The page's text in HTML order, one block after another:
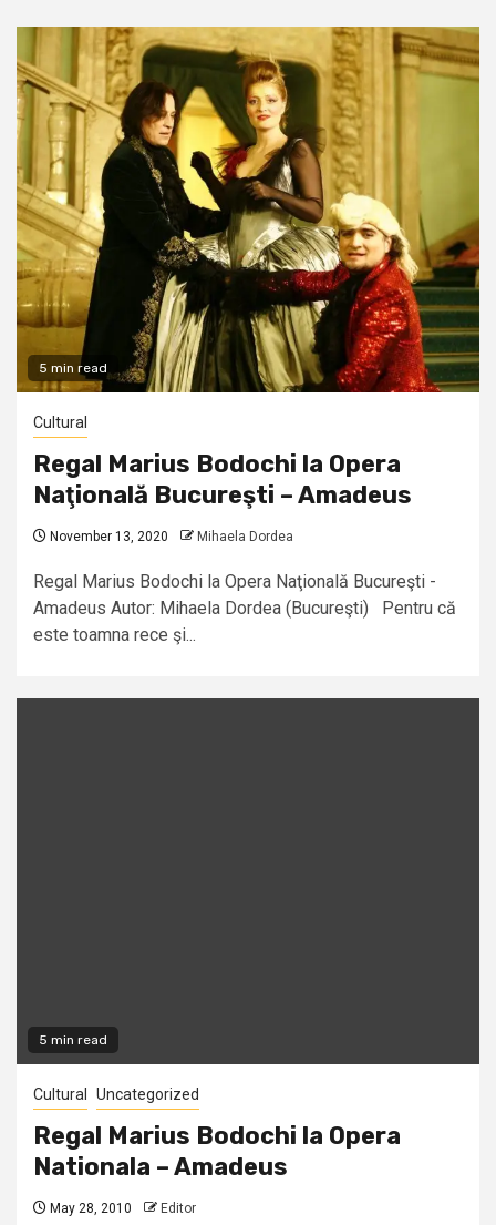
5 min read
Cultural
Regal Marius Bodochi la Opera
Naţională Bucureşti – Amadeus
November 13, 2020 Mihaela Dordea
Regal Marius Bodochi la Opera Naţională Bucureşti -
Amadeus Autor: Mihaela Dordea (Bucureşti) Pentru că
este toamna rece şi...
5 min read
Cultural Uncategorized
Regal Marius Bodochi la Opera
Nationala – Amadeus
May 28, 2010 Editor